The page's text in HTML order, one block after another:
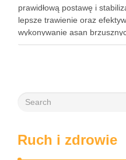
prawidłową postawę i
lepsze trawienie oraz
wykonywanie asan
elastyczności i równowagi,
Ruch i zdrowie